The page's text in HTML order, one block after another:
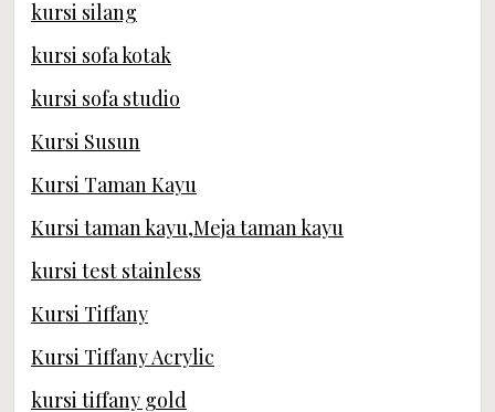
kursi silang
kursi sofa kotak
kursi sofa studio
Kursi Susun
Kursi Taman Kayu
Kursi taman kayu,Meja taman kayu
kursi test stainless
Kursi Tiffany
Kursi Tiffany Acrylic
kursi tiffany gold